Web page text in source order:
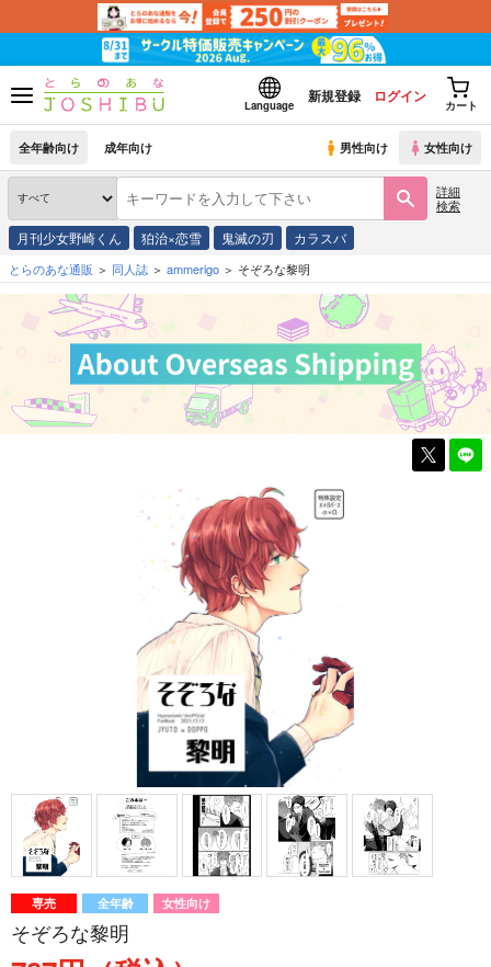
Language
新規登録 ログイン
カート
全年齢向け 成年向け 男性向け 女性向け
詳細
検索
月刊少女野崎くん 狛治×恋雪 鬼滅の刃 カラスバ
とらのあな通販 同人誌 ammerigo そぞろな黎明
専売 全年齢 女性向け
そぞろな黎明